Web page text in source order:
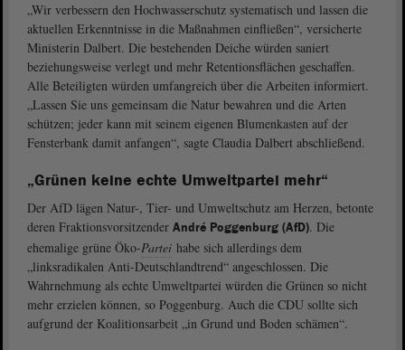
„Wir verbessern den Hochwasserschutz systematisch und lassen die
aktuellen Erkenntnisse in die Maßnahmen einfließen“, versicherte
Ministerin Dalbert. Die bestehenden Deiche würden saniert
beziehungsweise verlegt und mehr Retentionsflächen geschaffen.
Alle Beteiligten würden umfangreich über die Arbeiten informiert.
„Lassen Sie uns gemeinsam die Natur bewahren und die Arten
schützen; jeder kann mit seinem eigenen Blumenkasten auf der
Fensterbank damit anfangen“, sagte Claudia Dalbert abschließend.
„Grünen keine echte Umweltpartei mehr“
Der AfD lägen Natur-, Tier- und Umweltschutz am Herzen, betonte
deren Fraktionsvorsitzender André Poggenburg (AfD). Die
ehemalige grüne Öko-Partei habe sich allerdings dem
„linksradikalen Anti-Deutschlandtrend“ angeschlossen. Die
Wahrnehmung als echte Umweltpartei würden die Grünen so nicht
mehr erzielen können, so Poggenburg. Auch die CDU sollte sich
aufgrund der Koalitionsarbeit „in Grund und Boden schämen“.